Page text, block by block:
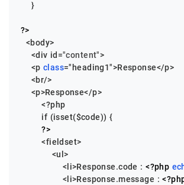
    }
?>
  <body>
    <div id=
"content">
    <p
class=" heading1">Response</p>
    <
br/>
    <
p>Response</p>
        <?
php
if (isset($code)) {
?>
        <fieldset>
            <ul>
                <li>Response.code :
<?php
                <li>Response.message :